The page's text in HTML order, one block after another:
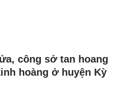
công sở tan hoang
hoàng ở huyện Kỳ